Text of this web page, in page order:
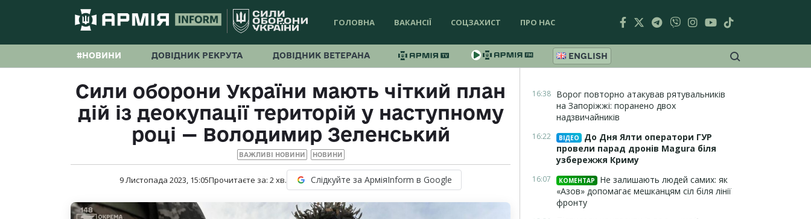
ГОЛОВНА ВАКАНСІЇ СОЦЗАХИСТ ПРО НАС
#НОВИНИ ДОВІДНИК РЕКРУТА ДОВІДНИК ВЕТЕРАНА ENGLISH
Сили оборони України мають чіткий план
дій із деокупації територій у наступному
році — Володимир Зеленський
ВАЖЛИВІ НОВИНИ НОВИНИ
9 Листопада 2023, 15:05Прочитаєте за: 2хв. Слідкуйте за АрміяInform в Google
16:38 Ворог повторно атакував рятувальників
на Запоріжжі: поранено двох
надзвичайників
16:22 ВІДЕО
До Дня Ялти оператори ГУР
провели парад дронів Magura біля
узбережжя Криму
16:07 КОМЕНТАР
Не залишають людей самих: як
«Азов» допомагає мешканцям сіл біля лінії
фронту